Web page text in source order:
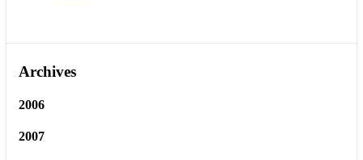
Archives
2006
2007